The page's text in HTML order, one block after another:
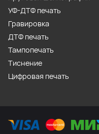
УФ-ДТФ печать
Гравировка
ДТФ печать
Тампопечать
Тиснение
Цифровая печать